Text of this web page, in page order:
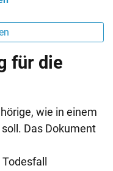
für die
wie in einem
Das Dokument